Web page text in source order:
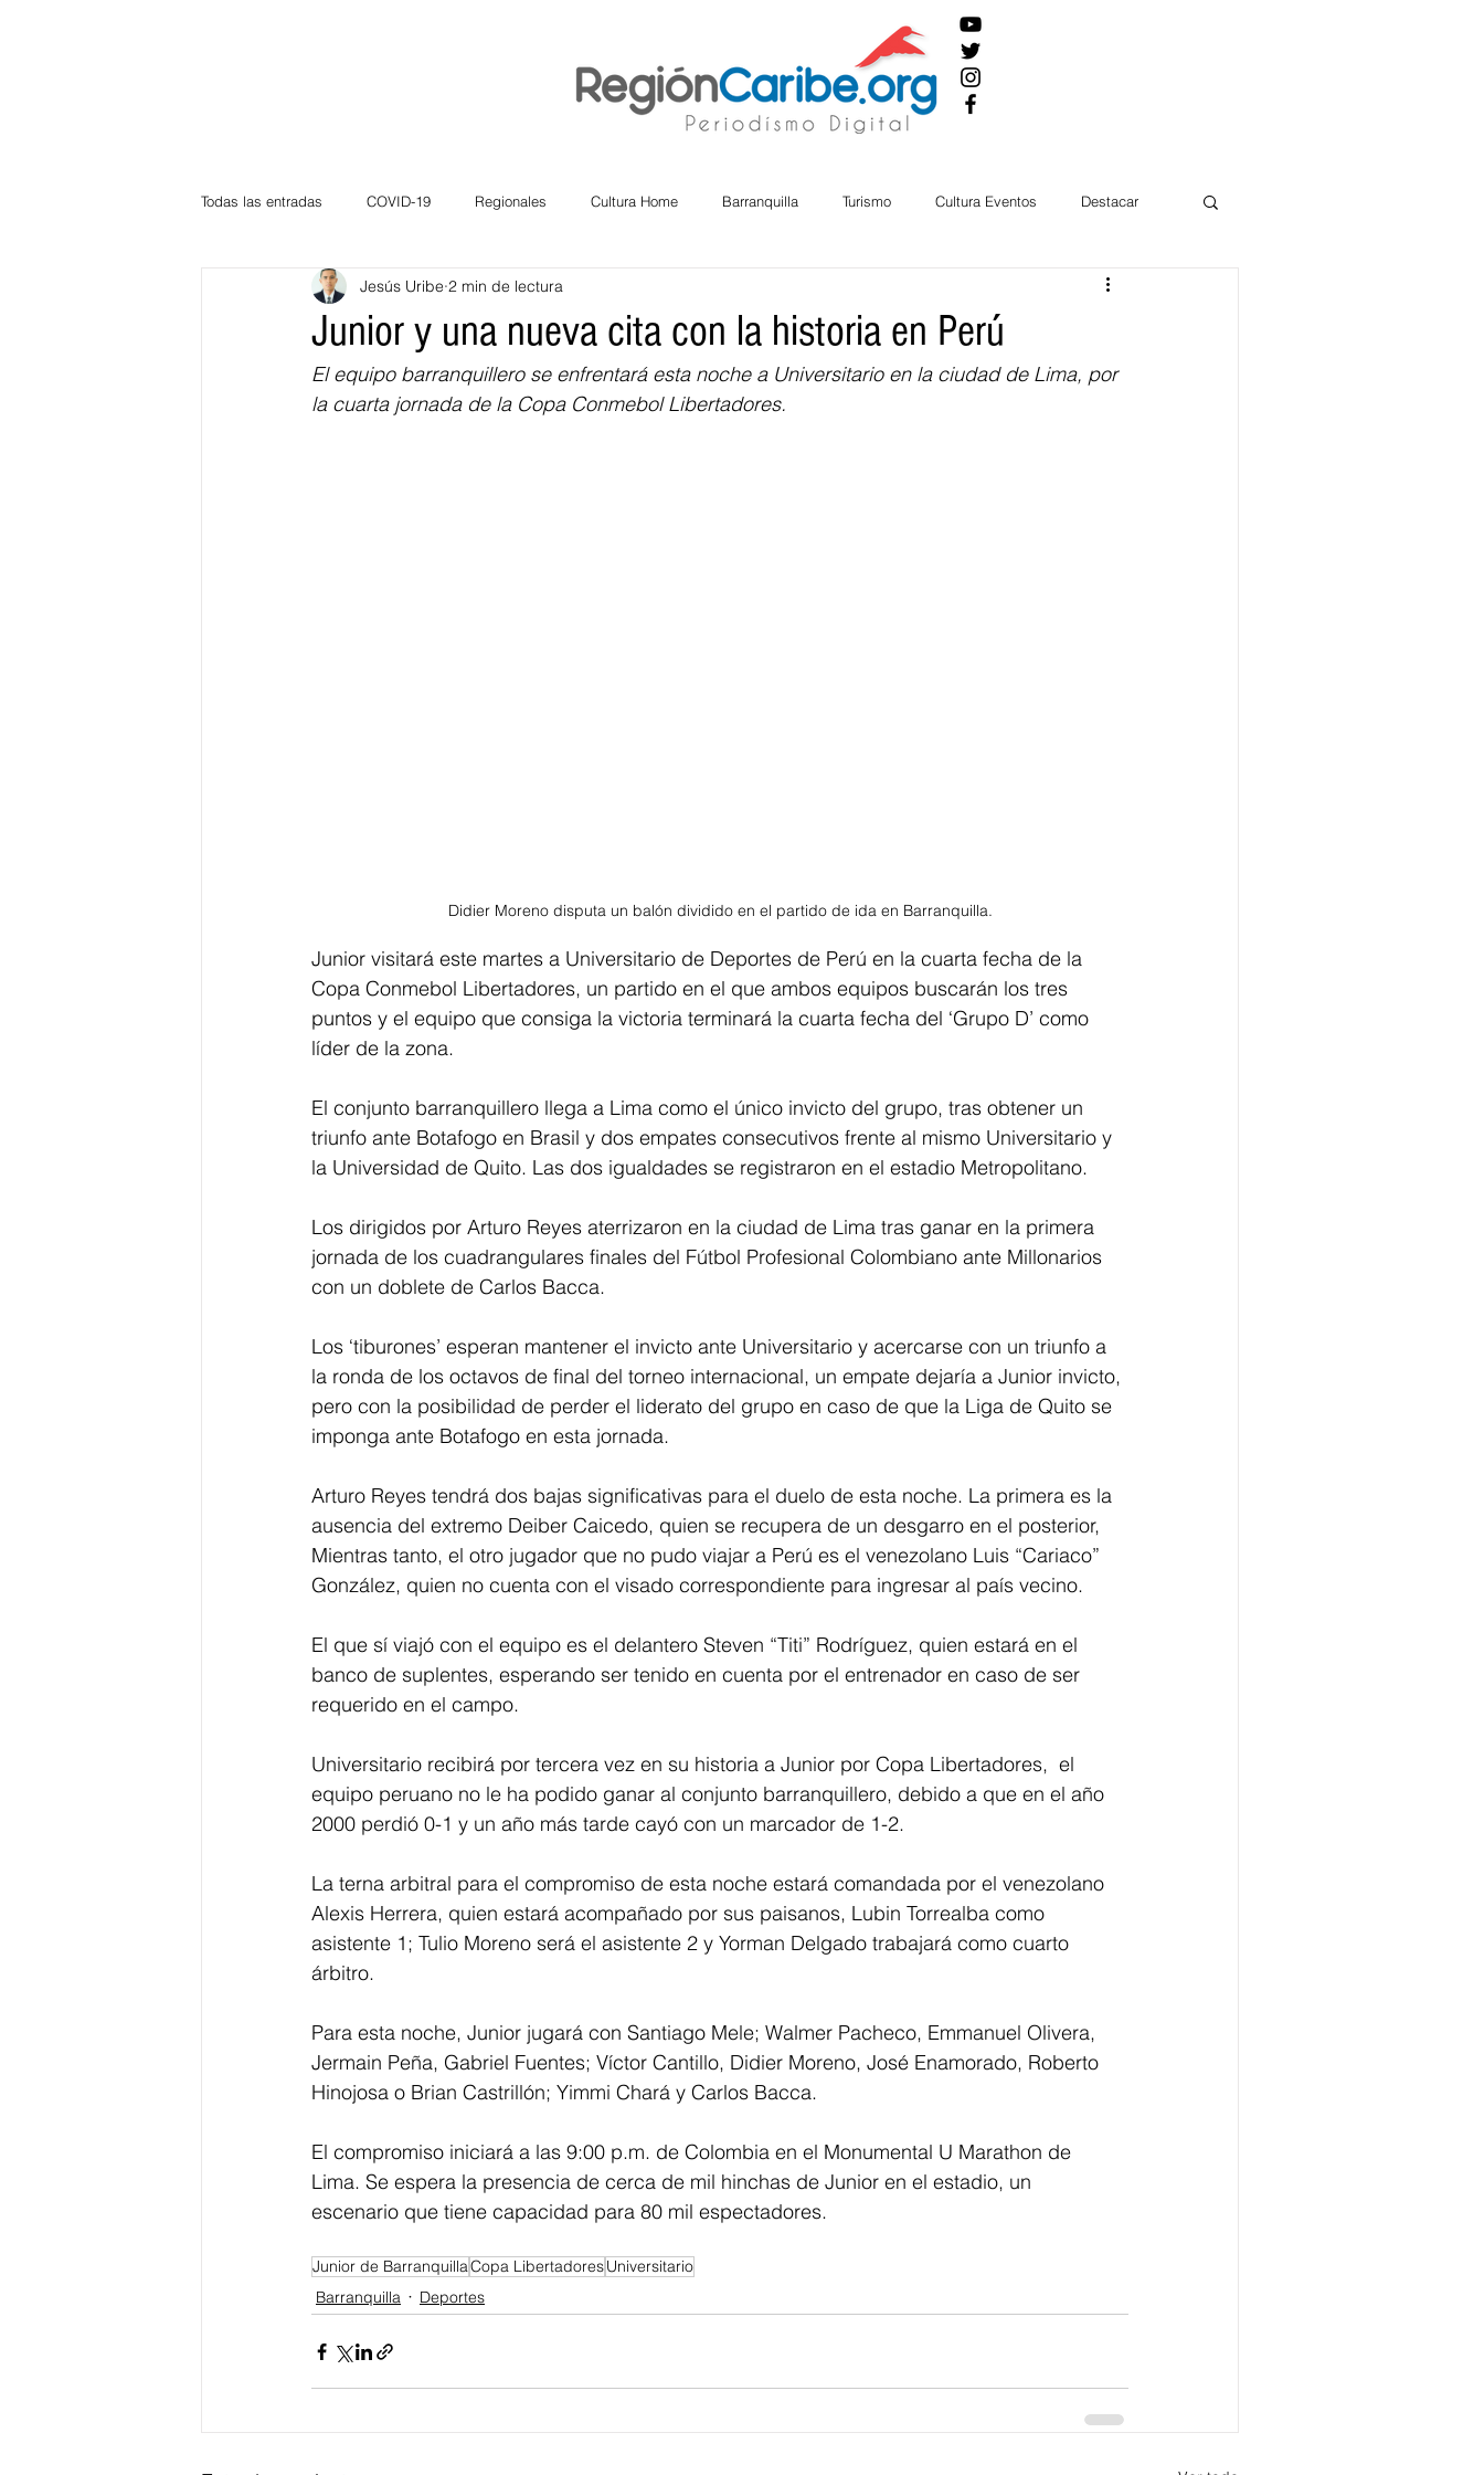
Todas las entradas COVID-19 Regionales Cultura Home Barranquilla Turismo Cultura Eventos Destacar
Atlántico La Guajira Cesar
Bloggeros Hermanos Mayores Economía RAP CARIBE Política Documentos Día 10/10 2017
Junior y una nueva cita con la historia en Perú
Jesús Uribe 2 min de lectura
El equipo barranquillero se enfrentará esta noche a Universitario en la ciudad de Lima, por
la cuarta jornada de la Copa Conmebol Libertadores.
Didier Moreno disputa un balón dividido en el partido de ida en Barranquilla.
Junior visitará este martes a Universitario de Deportes de Perú en la cuarta fecha de la
Copa Conmebol Libertadores, un partido en el que ambos equipos buscarán los tres
puntos y el equipo que consiga la victoria terminará la cuarta fecha del ‘Grupo D’ como
líder de la zona.
El conjunto barranquillero llega a Lima como el único invicto del grupo, tras obtener un
triunfo ante Botafogo en Brasil y dos empates consecutivos frente al mismo Universitario y
la Universidad de Quito. Las dos igualdades se registraron en el estadio Metropolitano.
Los dirigidos por Arturo Reyes aterrizaron en la ciudad de Lima tras ganar en la primera
jornada de los cuadrangulares finales del Fútbol Profesional Colombiano ante Millonarios
con un doblete de Carlos Bacca.
Los ‘tiburones’ esperan mantener el invicto ante Universitario y acercarse con un triunfo a
la ronda de los octavos de final del torneo internacional, un empate dejaría a Junior invicto,
pero con la posibilidad de perder el liderato del grupo en caso de que la Liga de Quito se
imponga ante Botafogo en esta jornada.
Arturo Reyes tendrá dos bajas significativas para el duelo de esta noche. La primera es la
ausencia del extremo Deiber Caicedo, quien se recupera de un desgarro en el posterior,
Mientras tanto, el otro jugador que no pudo viajar a Perú es el venezolano Luis “Cariaco”
González, quien no cuenta con el visado correspondiente para ingresar al país vecino.
El que sí viajó con el equipo es el delantero Steven “Titi” Rodríguez, quien estará en el
banco de suplentes, esperando ser tenido en cuenta por el entrenador en caso de ser
requerido en el campo.
Universitario recibirá por tercera vez en su historia a Junior por Copa Libertadores,  el
equipo peruano no le ha podido ganar al conjunto barranquillero, debido a que en el año
2000 perdió 0-1 y un año más tarde cayó con un marcador de 1-2.
La terna arbitral para el compromiso de esta noche estará comandada por el venezolano
Alexis Herrera, quien estará acompañado por sus paisanos, Lubin Torrealba como
asistente 1; Tulio Moreno será el asistente 2 y Yorman Delgado trabajará como cuarto
árbitro.
Para esta noche, Junior jugará con Santiago Mele; Walmer Pacheco, Emmanuel Olivera,
Jermain Peña, Gabriel Fuentes; Víctor Cantillo, Didier Moreno, José Enamorado, Roberto
Hinojosa o Brian Castrillón; Yimmi Chará y Carlos Bacca.
El compromiso iniciará a las 9:00 p.m. de Colombia en el Monumental U Marathon de
Lima. Se espera la presencia de cerca de mil hinchas de Junior en el estadio, un
escenario que tiene capacidad para 80 mil espectadores.
Junior de BarranquillaCopa LibertadoresUniversitario
Barranquilla
Deportes